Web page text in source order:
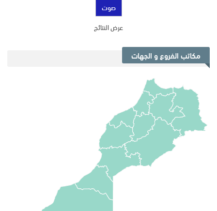
عرض النتائج
مكاتب الفروع و الجهات